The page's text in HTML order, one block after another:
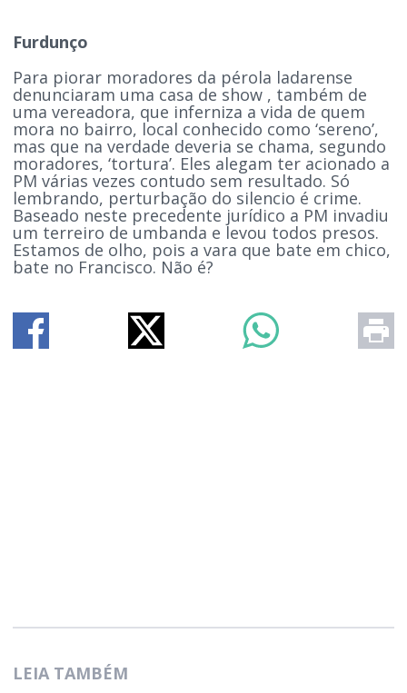
Furdunço
Para piorar moradores da pérola ladarense
denunciaram uma casa de show , também de
uma vereadora, que inferniza a vida de quem
mora no bairro, local conhecido como ‘sereno’,
mas que na verdade deveria se chama, segundo
moradores, ‘tortura’. Eles alegam ter acionado a
PM várias vezes contudo sem resultado. Só
lembrando, perturbação do silencio é crime.
Baseado neste precedente jurídico a PM invadiu
um terreiro de umbanda e levou todos presos.
Estamos de olho, pois a vara que bate em chico,
bate no Francisco. Não é?
LEIA TAMBÉM